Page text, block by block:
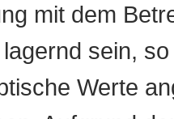
mit dem
sein,
Werte